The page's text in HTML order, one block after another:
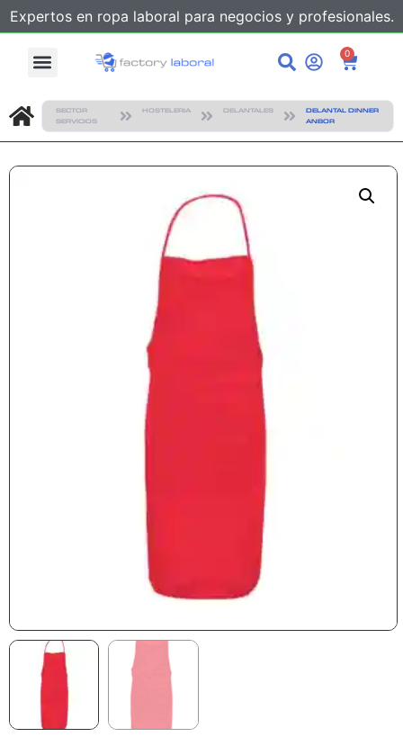
Expertos en ropa laboral para negocios y profesionales.
0
SECTOR
SERVICIOS
HOSTELERIA DELANTALES
DELANTAL DINNER
ANBOR